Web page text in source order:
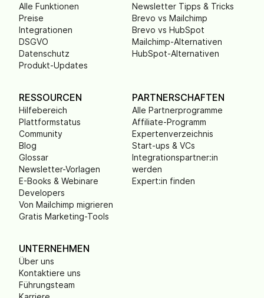
Alle Funktionen
Preise
Integrationen
DSGVO
Datenschutz
Produkt-Updates
Newsletter Tipps & Tricks
Brevo vs Mailchimp
Brevo vs HubSpot
Mailchimp-Alternativen
HubSpot-Alternativen
RESSOURCEN
Hilfebereich
Plattformstatus
Community
Blog
Glossar
Newsletter-Vorlagen
E-Books & Webinare
Developers
Von Mailchimp migrieren
Gratis Marketing-Tools
PARTNERSCHAFTEN
Alle Partnerprogramme
Affiliate-Programm
Expertenverzeichnis
Start-ups & VCs
Integrationspartner:in
werden
Expert:in finden
UNTERNEHMEN
Über uns
Kontaktiere uns
Führungsteam